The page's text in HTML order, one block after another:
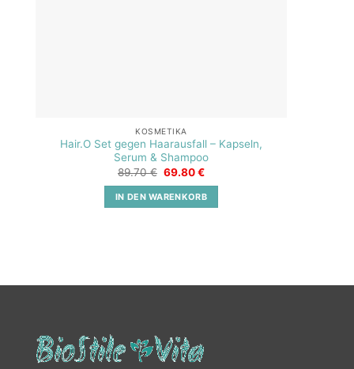
KOSMETIKA
Hair.O Set gegen Haarausfall – Kapseln,
Serum & Shampoo
89.70€ Ursprünglicher
war:
89.70 €
69.80€Aktueller
ist:
69.80 €.
IN DEN WARENKORB